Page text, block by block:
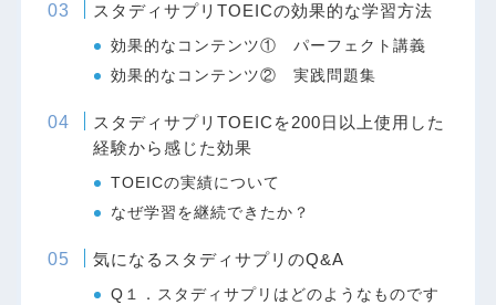
スタディサプリTOEICの効果的な学習方法
効果的なコンテンツ① パーフェクト講義
効果的なコンテンツ② 実践問題集
スタディサプリTOEICを200日以上使用した
経験から感じた効果
TOEICの実績について
なぜ学習を継続できたか？
気になるスタディサプリのQ&A
Q１．スタディサプリはどのようなものです